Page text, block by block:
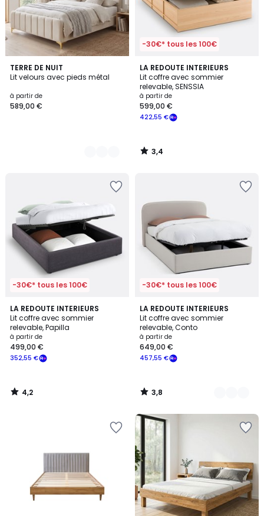
TERRE DE NUIT
Lit velours avec pieds métal
à partir de
589,00 €
2
Couleurs
-30€* tous les 100€
LA REDOUTE INTERIEURS
Lit coffre avec sommier
relevable, SENSSIA
à partir de
422,55 €
599,00 €
3,4
/ 5
3,4
/
-30€* tous les 100€
LA REDOUTE INTERIEURS
Lit coffre avec sommier
relevable, Papilla
à partir de
352,55 €
499,00 €
4,2
/ 5
4,2
/
-30€* tous les 100€
LA REDOUTE INTERIEURS
Lit coffre avec sommier
relevable, Conto
à partir de
457,55 €
649,00 €
3,8
/ 5
2
Couleurs
3,8
/